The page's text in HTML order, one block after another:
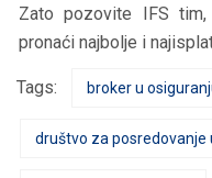
Zato pozovite IFS
pronaći najbolje i
Tags: broker u
društvo za posredovanje